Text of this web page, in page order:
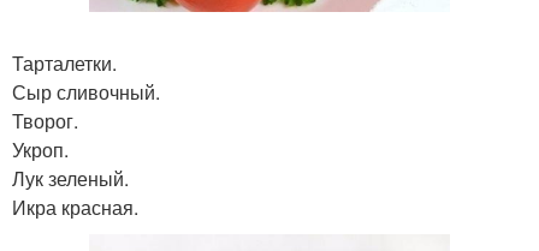
Тарталетки.
Сыр сливочный.
Творог.
Укроп.
Лук зеленый.
Икра красная.